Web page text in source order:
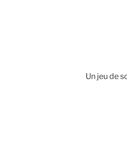
Un jeu de